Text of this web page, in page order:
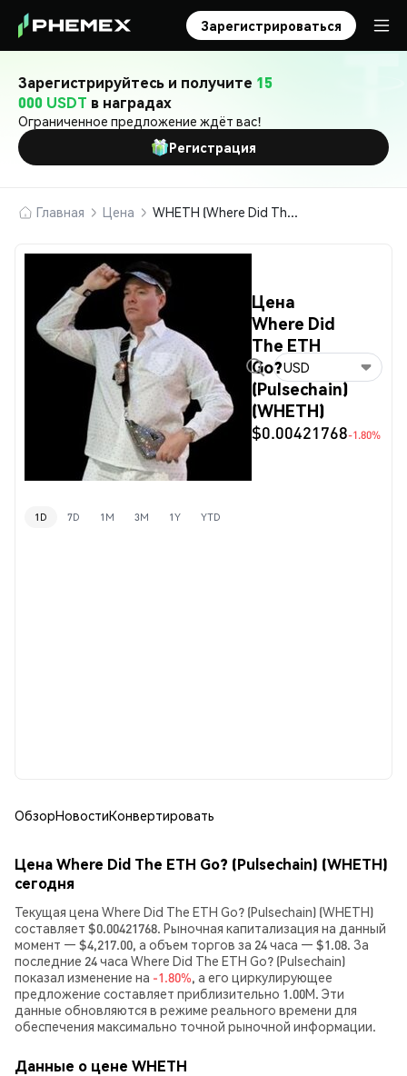
Зарегистрироваться
Зарегистрируйтесь и получите 15
000 USDT в наградах
Ограниченное предложение ждёт вас!
Регистрация
Главная Цена WHETH (Where Did The ETH Go? (Pulsechain))
Цена
Where Did
The ETH
Go?
(Pulsechain)
(WHETH)
$0.00421768-1.80%
USD
1D 7D 1M 3M 1Y YTD
ОбзорНовостиКонвертировать
Цена Where Did The ETH Go? (Pulsechain) (WHETH)
сегодня
Текущая цена Where Did The ETH Go? (Pulsechain) (WHETH)
составляет $0.00421768. Рыночная капитализация на данный
момент — $4,217.00, а объем торгов за 24 часа — $1.08. За
последние 24 часа Where Did The ETH Go? (Pulsechain)
показал изменение на -1.80%, а его циркулирующее
предложение составляет приблизительно 1.00M. Эти
данные обновляются в режиме реального времени для
обеспечения максимально точной рыночной информации.
Данные о цене WHETH